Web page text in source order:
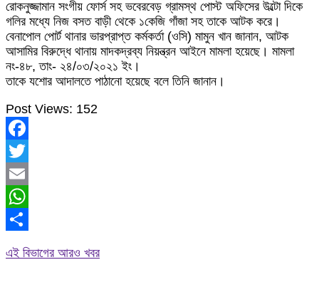
রোকনুজ্জামান সংগীয় ফোর্স সহ ভবেরবেড় গ্রামস্থ পোস্ট অফিসের উল্টো দিকে
গলির মধ্যে নিজ বসত বাড়ী থেকে ১কেজি গাঁজা সহ তাকে আটক করে।
বেনাপোল পোর্ট থানার ভারপ্রাপ্ত কর্মকর্তা (ওসি) মামুন খান জানান, আটক
আসামির বিরুদ্ধে থানায় মাদকদ্রব্য নিয়ন্ত্রন আইনে মামলা হয়েছে। মামলা
নং-৪৮, তাং- ২৪/০৩/২০২১ ইং।
তাকে যশোর আদালতে পাঠানো হয়েছে বলে তিনি জানান।
Post Views: 152
Facebook
Twitter
Email
WhatsApp
এই বিভাগের আরও খবর